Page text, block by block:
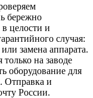
бережно
целости и
случая:
замена аппарата.
на заводе
оборудование для
Отправка и
России.